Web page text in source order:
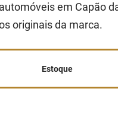
em Capão
originais da marca.
Estoque